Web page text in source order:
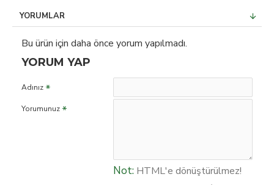
YORUMLAR
Bu ürün için daha önce yorum yapılmadı.
YORUM YAP
Adınız
Yorumunuz
Not: HTML'e dönüştürülmez!